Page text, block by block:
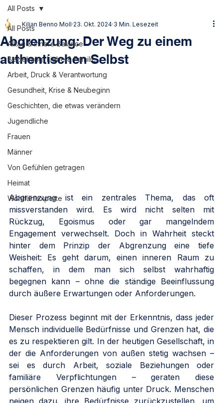
All Posts
Alltag & innere Balance
Beziehung, Liebe & Familie
Arbeit, Druck & Verantwortung
Gesundheit, Krise & Neubeginn
Geschichten, die etwas verändern
Jugendliche
Frauen
Männer
Von Gefühlen getragen
Heimat
Wohlfühlexperte
All Posts
Abgrenzung: Der Weg zu einem
authentischen Selbst
Kilian Benno Moll 23. Okt. 2024 3 Min. Lesezeit
Abgrenzung ist ein zentrales Thema, das oft
missverstanden wird. Es wird nicht selten mit
Rückzug, Egoismus oder gar mangelndem
Engagement verwechselt. Doch in Wahrheit steckt
hinter dem Prinzip der Abgrenzung eine tiefe
Weisheit: Es geht darum, einen inneren Raum zu
schaffen, in dem man sich selbst wahrhaftig
begegnen kann – ohne die ständige Beeinflussung
durch äußere Erwartungen oder Anforderungen.
Dieser Prozess beginnt mit der Erkenntnis, dass jeder
Mensch individuelle Bedürfnisse und Grenzen hat, die
es zu respektieren gilt. In der heutigen Gesellschaft, in
der die Anforderungen von außen stetig wachsen –
sei es durch Arbeit, soziale Beziehungen oder
familiäre Verpflichtungen – geraten diese
persönlichen Grenzen häufig unter Druck. Menschen